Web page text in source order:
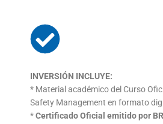
INVERSIÓN INCLUYE:
* Material académico del Curso
Safety Management en formato
*Certificado Oficial emitido por